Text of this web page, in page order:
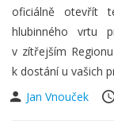
oficiálně otevřít
hlubinného vrtu
v zítřejším
k dostání u vašich
Jan Vnouček